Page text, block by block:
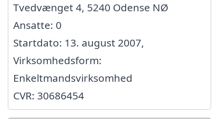
Tvedvænget 4, 5240 Odense NØ
Ansatte: 0
Startdato: 13. august 2007,
Virksomhedsform:
Enkeltmandsvirksomhed
CVR: 30686454